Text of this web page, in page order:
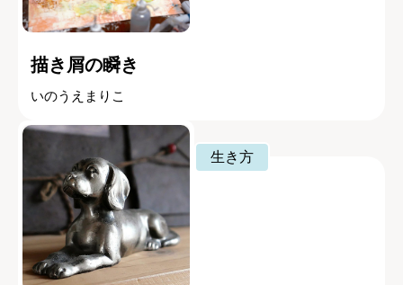
描き屑の瞬き
いのうえまりこ
生き方